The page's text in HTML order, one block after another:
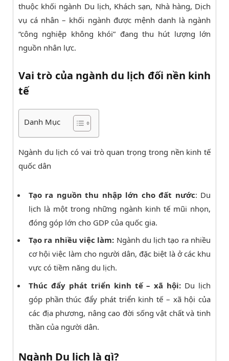
thuộc khối ngành Du lịch, Khách sạn, Nhà hàng, Dịch
vụ cá nhân – khối ngành được mệnh danh là ngành
“công nghiệp không khói” đang thu hút lượng lớn
nguồn nhân lực.
Vai trò của ngành du lịch đối nền kinh
tế
Danh Mục
Ngành du lịch có vai trò quan trọng trong nền kinh tế
quốc dân
Tạo ra nguồn thu nhập lớn cho đất nước: Du
lịch là một trong những ngành kinh tế mũi nhọn,
đóng góp lớn cho GDP của quốc gia.
Tạo ra nhiều việc làm: Ngành du lịch tạo ra nhiều
cơ hội việc làm cho người dân, đặc biệt là ở các khu
vực có tiềm năng du lịch.
Thúc đẩy phát triển kinh tế – xã hội: Du lịch
góp phần thúc đẩy phát triển kinh tế – xã hội của
các địa phương, nâng cao đời sống vật chất và tinh
thần của người dân.
Ngành Du lịch là gì?